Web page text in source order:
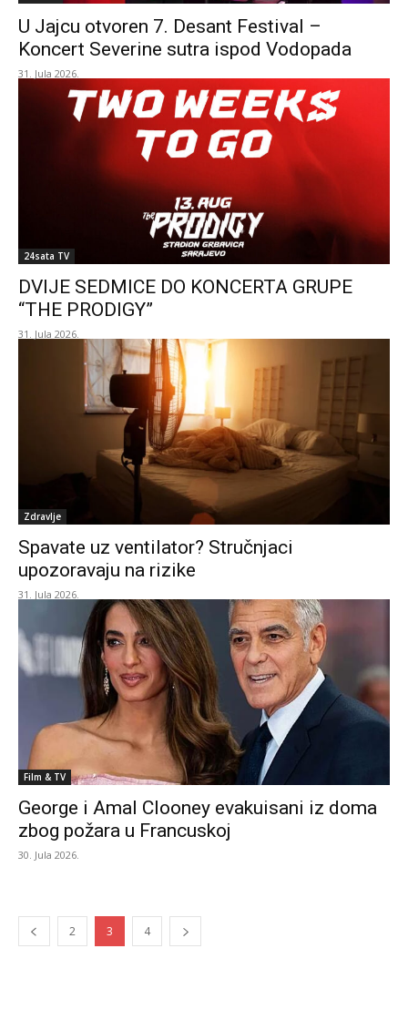
U Jajcu otvoren 7. Desant Festival –
Koncert Severine sutra ispod Vodopada
31. Jula 2026.
24sata TV
DVIJE SEDMICE DO KONCERTA GRUPE
“THE PRODIGY”
31. Jula 2026.
Zdravlje
Spavate uz ventilator? Stručnjaci
upozoravaju na rizike
31. Jula 2026.
Film & TV
George i Amal Clooney evakuisani iz doma
zbog požara u Francuskoj
30. Jula 2026.
2 3 4